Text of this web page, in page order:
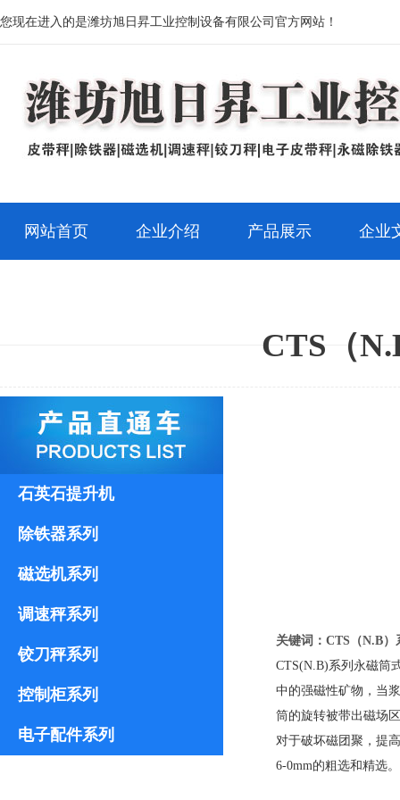
您现在进入的是潍坊旭日昇工业控制设备有限公司官方网站！
网站首页 企业介绍 产品展示 企业
CTS（
石英石提升机
除铁器系列
磁选机系列
调速秤系列
铰刀秤系列
控制柜系列
电子配件系列
关键词：CTS（N.B
CTS(N.B)系列永磁筒
中的强磁性矿物，当
筒的旋转被带出磁场
对于破坏磁团聚，提
6-0mm的粗选和精选。